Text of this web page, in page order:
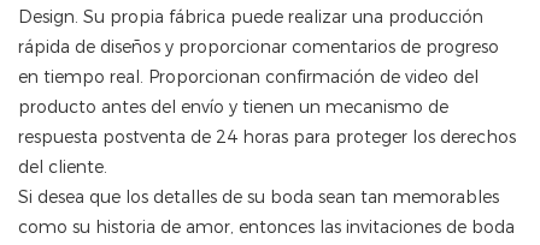
Design. Su propia fábrica puede realizar una producción
rápida de diseños y proporcionar comentarios de progreso
en tiempo real. Proporcionan confirmación de video del
producto antes del envío y tienen un mecanismo de
respuesta postventa de 24 horas para proteger los derechos
del cliente.
Si desea que los detalles de su boda sean tan memorables
como su historia de amor, entonces las invitaciones de boda